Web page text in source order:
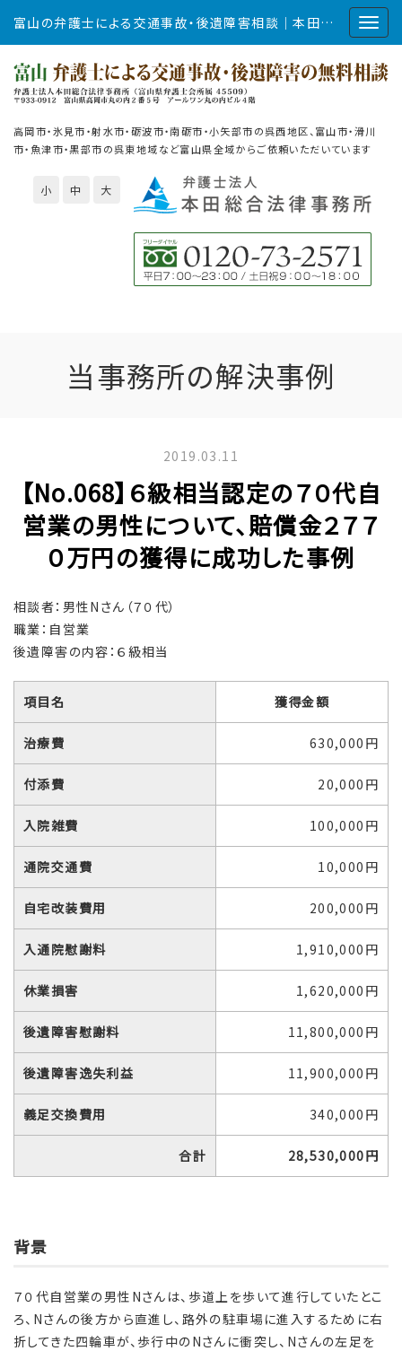
富山の弁護士による交通事故・後遺障害相談｜本田総合法律事務所
高岡市・氷見市・射水市・砺波市・南砺市・小矢部市の呉西地区、富山市・滑川
市・魚津市・黒部市の呉東地域など富山県全域からご依頼いただいています
小 中 大
当事務所の解決事例
2019.03.11
【No.068】６級相当認定の７０代自
営業の男性について、賠償金２７７
０万円の獲得に成功した事例
相談者：男性Nさん（７０代）
職業：自営業
後遺障害の内容：６級相当
項目名 獲得金額
治療費 630,000円
付添費 20,000円
入院雑費 100,000円
通院交通費 10,000円
自宅改装費用 200,000円
入通院慰謝料 1,910,000円
休業損害 1,620,000円
後遺障害慰謝料 11,800,000円
後遺障害逸失利益 11,900,000円
義足交換費用 340,000円
合計 28,530,000円
背景
７０代自営業の男性Nさんは、歩道上を歩いて進行していたとこ
ろ、Nさんの後方から直進し、路外の駐車場に進入するために右
折してきた四輪車が、歩行中のNさんに衝突し、Nさんの左足を